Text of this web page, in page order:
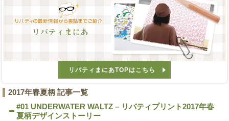
リバティまにあTOPはこちら
2017年春夏柄 記事一覧
#01 UNDERWATER WALTZ – リバティプリント2017年春
夏柄デザインストーリー